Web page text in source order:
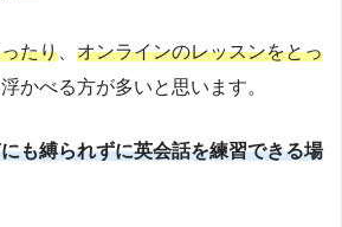
たり
オンラインのレッスンをとっ
かべる方が多いと思います。
も縛られずに英会話を練習できる場